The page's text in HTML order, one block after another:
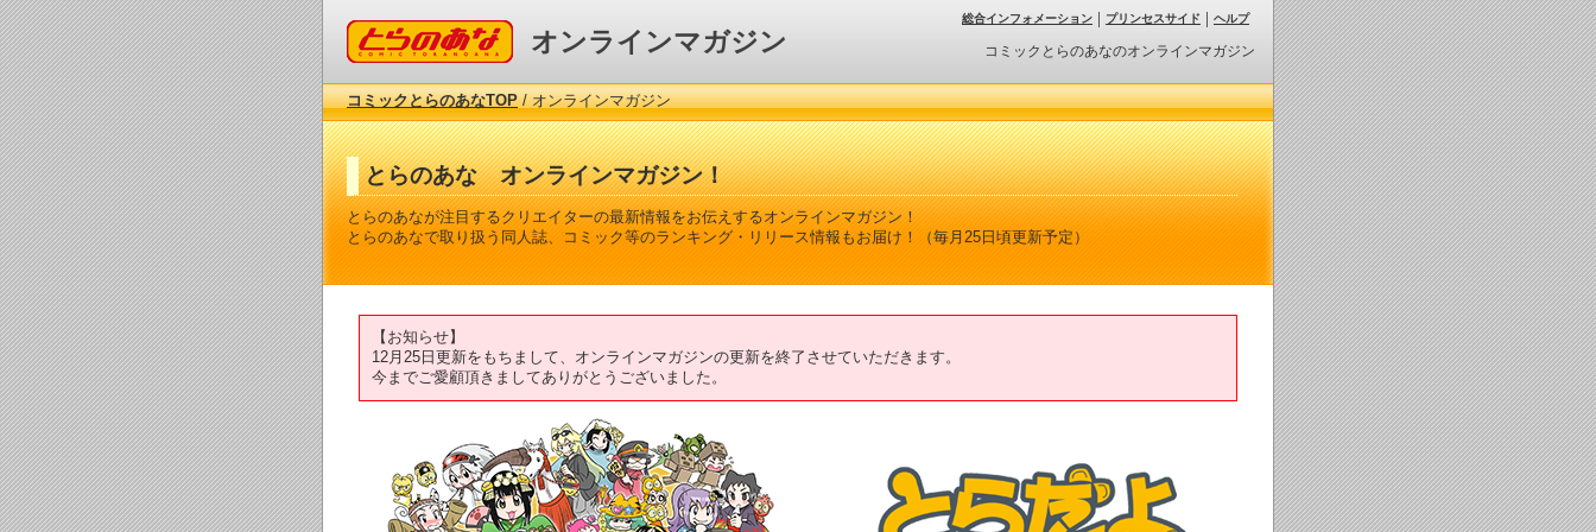
コミックとらのあな オンラインマガジン コミックとらのあなのオンラインマガジン
総合インフォメーション プリンセスサイド ヘルプ
コミックとらのあなTOP/ オンラインマガジン
とらのあな オンラインマガジン！
とらのあなが注目するクリエイターの最新情報をお伝えするオンラインマガジン！
とらのあなで取り扱う同人誌、コミック等のランキング・リリース情報もお届け！（毎月25日頃更新予定）
【お知らせ】
12月25日更新をもちまして、オンラインマガジンの更新を終了させていただきます。
今までご愛顧頂きましてありがとうございました。